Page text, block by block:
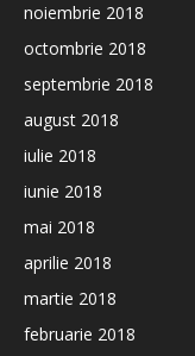
noiembrie 2018
octombrie 2018
septembrie 2018
august 2018
iulie 2018
iunie 2018
mai 2018
aprilie 2018
martie 2018
februarie 2018